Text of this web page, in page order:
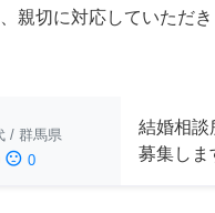
親切に対応していただ
/ 群馬県
sentiment_dissatisfied 0
結婚相談
募集しま